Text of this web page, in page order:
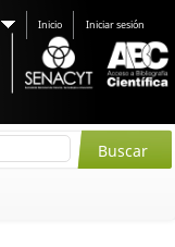
Inicio Iniciar sesión